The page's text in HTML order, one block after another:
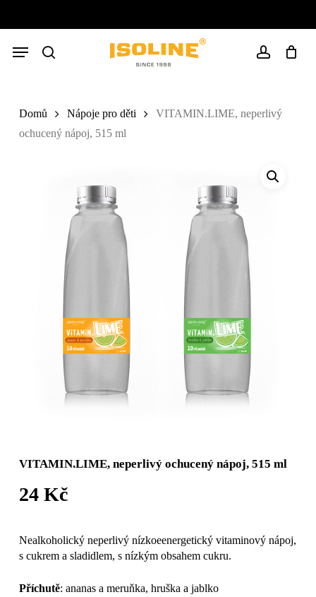
content
search account
Menu
Cart
Close
Domů Nápoje pro děti
VITAMIN.LIME, neperlivý
ochucený nápoj, 515 ml
VITAMIN.LIME, neperlivý ochucený nápoj, 515 ml
24 Kč
Nealkoholický neperlivý nízkoeenergetický vitaminový nápoj,
s cukrem a sladidlem, s nízkým obsahem cukru.
Příchutě: ananas a meruňka, hruška a jablko